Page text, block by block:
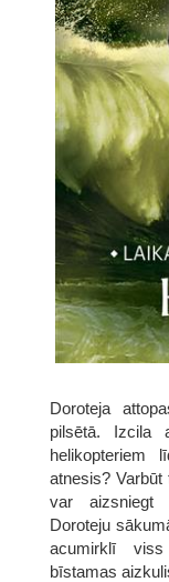
Doroteja
pilsētā. Izcila
helikopteriem
atnesis?
var aizsniegt
Doroteju
acumirklī
bīstamas